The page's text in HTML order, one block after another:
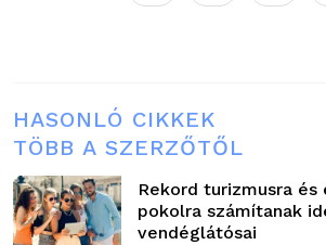
HASONLÓ CIKKEK
TÖBB A SZERZŐTŐL
Rekord turizmusra és
pokolra számítanak
vendéglátósai